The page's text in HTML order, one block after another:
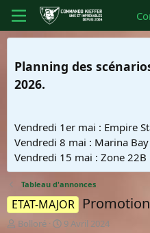
Planning des
2026.
Vendredi 1er mai : Empire
Vendredi 8 mai : Marina Bay
Vendredi 15 mai : Zone 22B
Tableau d'annonces
ETAT-MAJOR
A
Bolloré
D
9 Avril 2024